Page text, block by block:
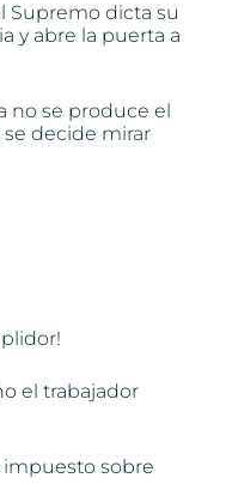
Supremo dicta su
y abre la puerta a
no se produce el
decide mirar
el trabajador
impuesto sobre